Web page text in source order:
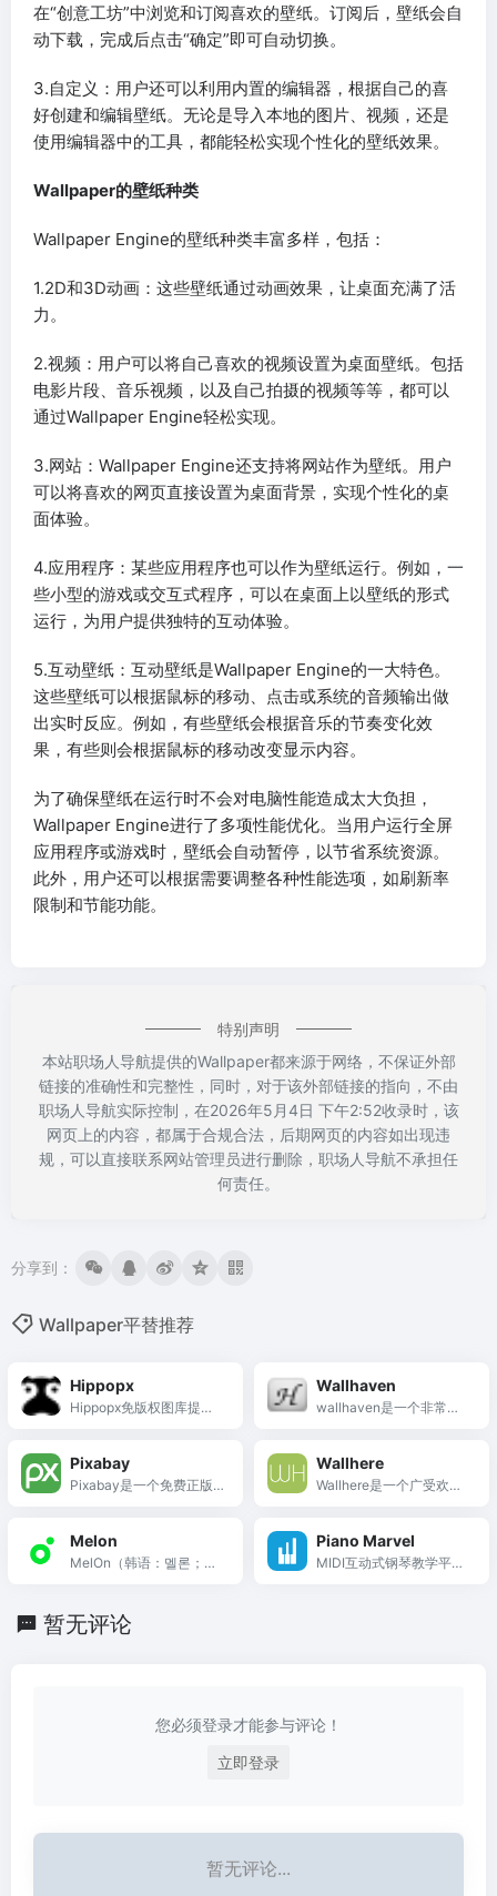
在“创意工坊”中浏览和订阅喜欢的壁纸。订阅后，壁纸会自
动下载，完成后点击“确定”即可自动切换。
3.自定义：用户还可以利用内置的编辑器，根据自己的喜
好创建和编辑壁纸。无论是导入本地的图片、视频，还是
使用编辑器中的工具，都能轻松实现个性化的壁纸效果。
Wallpaper的壁纸种类
Wallpaper Engine的壁纸种类丰富多样，包括：
1.2D和3D动画：这些壁纸通过动画效果，让桌面充满了活
力。
2.视频：用户可以将自己喜欢的视频设置为桌面壁纸。包括
电影片段、音乐视频，以及自己拍摄的视频等等，都可以
通过Wallpaper Engine轻松实现。
3.网站：Wallpaper Engine还支持将网站作为壁纸。用户
可以将喜欢的网页直接设置为桌面背景，实现个性化的桌
面体验。
4.应用程序：某些应用程序也可以作为壁纸运行。例如，一
些小型的游戏或交互式程序，可以在桌面上以壁纸的形式
运行，为用户提供独特的互动体验。
5.互动壁纸：互动壁纸是Wallpaper Engine的一大特色。
这些壁纸可以根据鼠标的移动、点击或系统的音频输出做
出实时反应。例如，有些壁纸会根据音乐的节奏变化效
果，有些则会根据鼠标的移动改变显示内容。
为了确保壁纸在运行时不会对电脑性能造成太大负担，
Wallpaper Engine进行了多项性能优化。当用户运行全屏
应用程序或游戏时，壁纸会自动暂停，以节省系统资源。
此外，用户还可以根据需要调整各种性能选项，如刷新率
限制和节能功能。
特别声明
本站职场人导航提供的Wallpaper都来源于网络，不保证外部
链接的准确性和完整性，同时，对于该外部链接的指向，不由
职场人导航实际控制，在2026年5月4日 下午2:52收录时，该
网页上的内容，都属于合规合法，后期网页的内容如出现违
规，可以直接联系网站管理员进行删除，职场人导航不承担任
何责任。
分享到：
Wallpaper平替推荐
Hippopx
Hippopx免版权图库提供
摄影图片包含人物动物、
风景名胜、美食旅游、建
CC0协议。
Wallhaven
wallhaven是一个非常不
Pixabay
Pixabay是一个免费正版
频素材可供免费使用和下
载，让你轻松应对各种设
Wallhere
Wallhere是一个广受欢迎
于各种设备和屏幕分辨
率。来Wallhere免费下载
Melon
MelOn（韩语：멜론；常
Piano Marvel
MIDI互动式钢琴教学平
暂无评论
您必须登录才能参与评论！
立即登录
暂无评论...